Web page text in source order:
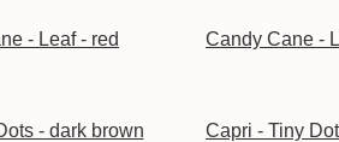
Candy Cane -
Capri - Tiny